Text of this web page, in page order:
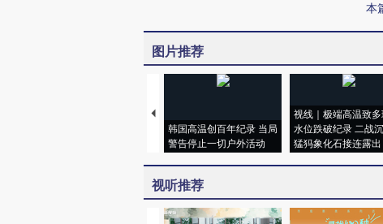
本
图片推荐
韩国高温创百年纪录 当局
警告停止一切户外活动
视线｜极端高温致
水位跌破纪录 二战
猛犸象化石接连露出
视听推荐